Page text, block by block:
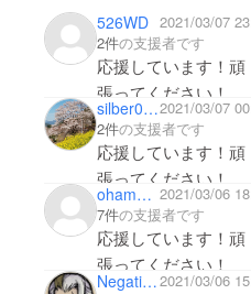
526WD 2021/03/07
2件の支援者です
応援しています！頑
張ってください！
silber0012021/03/07
2件の支援者です
応援しています！頑
張ってください！
ohama_miyako 2021/03/06
7件の支援者です
応援しています！頑
張ってください！
NegativeRune2021/03/06